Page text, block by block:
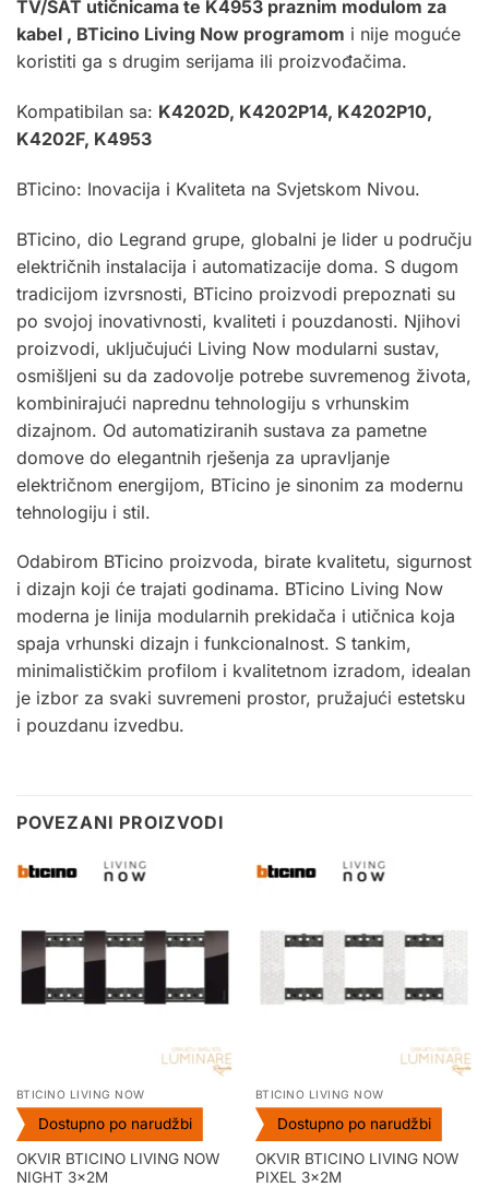
TV/SAT utičnicama te K4953 praznim modulom za
kabel , BTicino Living Now programom i nije moguće
koristiti ga s drugim serijama ili proizvođačima.
Kompatibilan sa: K4202D, K4202P14, K4202P10,
K4202F, K4953
BTicino: Inovacija i Kvaliteta na Svjetskom Nivou.
BTicino, dio Legrand grupe, globalni je lider u području
električnih instalacija i automatizacije doma. S dugom
tradicijom izvrsnosti, BTicino proizvodi prepoznati su
po svojoj inovativnosti, kvaliteti i pouzdanosti. Njihovi
proizvodi, uključujući Living Now modularni sustav,
osmišljeni su da zadovolje potrebe suvremenog života,
kombinirajući naprednu tehnologiju s vrhunskim
dizajnom. Od automatiziranih sustava za pametne
domove do elegantnih rješenja za upravljanje
električnom energijom, BTicino je sinonim za modernu
tehnologiju i stil.
Odabirom BTicino proizvoda, birate kvalitetu, sigurnost
i dizajn koji će trajati godinama. BTicino Living Now
moderna je linija modularnih prekidača i utičnica koja
spaja vrhunski dizajn i funkcionalnost. S tankim,
minimalističkim profilom i kvalitetnom izradom, idealan
je izbor za svaki suvremeni prostor, pružajući estetsku
i pouzdanu izvedbu.
POVEZANI PROIZVODI
BTICINO LIVING NOW
Dostupno po narudžbi
OKVIR BTICINO LIVING NOW
NIGHT 3x2M
BTICINO LIVING NOW
Dostupno po narudžbi
OKVIR BTICINO LIVING NOW
PIXEL 3x2M